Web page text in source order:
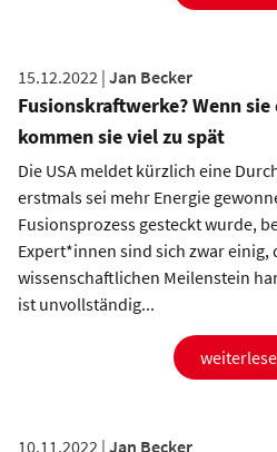
15.12.2022 | Jan Becker
Fusionskraftwerke? Wenn
kommen sie viel zu spät
Die USA meldet kürzlich eine
erstmals sei mehr Energie
Fusionsprozess gesteckt wurde,
Expert*innen sind sich zwar einig,
wissenschaftlichen Meilenstein
ist unvollständig...
10.11.2022 | Jan Becker